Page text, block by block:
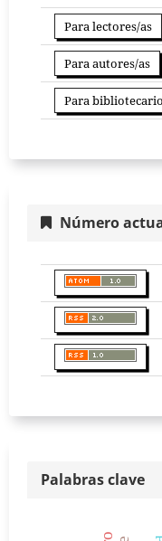
Para lectores/as
Para autores/as
Para
Número
Palabras clave